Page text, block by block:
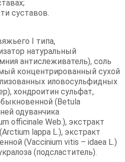
суставов.
I типа,
натуральный
антислеживатель), соль
концентрированный сухой
иловосульфидных
хондроитин сульфат,
(Betula
одуванчика
officinale Web.), экстракт
lappa L.), экстракт
(Vaccinium vitis – idaea L.)
(подсластитель).